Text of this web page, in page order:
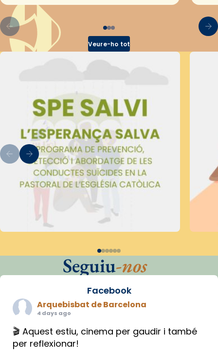
Veure-ho tot
Seguiu-nos
Facebook
Arquebisbat de Barcelona
4 days ago
🎬 Aquest estiu, cinema per gaudir i també
per reflexionar!